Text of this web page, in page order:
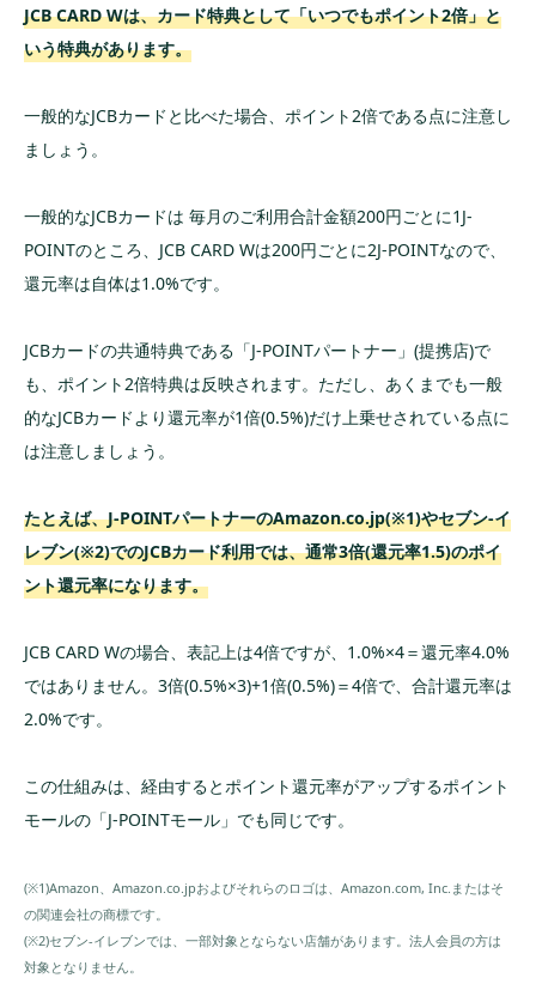
クレジットカードに関するよくある質問（Q
＆A）
JCB CARD Wは、カード特典として「いつでもポイント2倍」と
いう特典があります。
一般的なJCBカードと比べた場合、ポイント2倍である点に注意し
ましょう。
一般的なJCBカードは 毎月のご利用合計金額200円ごとに1J-
POINTのところ、JCB CARD Wは200円ごとに2J-POINTなので、
還元率は自体は1.0%です。
JCBカードの共通特典である「J-POINTパートナー」(提携店)で
も、ポイント2倍特典は反映されます。ただし、あくまでも一般
的なJCBカードより還元率が1倍(0.5%)だけ上乗せされている点に
は注意しましょう。
たとえば、J-POINTパートナーのAmazon.co.jp(※1)やセブン-イ
レブン(※2)でのJCBカード利用では、通常3倍(還元率1.5)のポイ
ント還元率になります。
JCB CARD Wの場合、表記上は4倍ですが、1.0%×4＝還元率4.0%
ではありません。3倍(0.5%×3)+1倍(0.5%)＝4倍で、合計還元率は
2.0%です。
この仕組みは、経由するとポイント還元率がアップするポイント
モールの「J-POINTモール」でも同じです。
(※1)Amazon、Amazon.co.jpおよびそれらのロゴは、Amazon.com, Inc.またはそ
の関連会社の商標です。
(※2)セブン‐イレブンでは、一部対象とならない店舗があります。法人会員の方は
対象となりません。